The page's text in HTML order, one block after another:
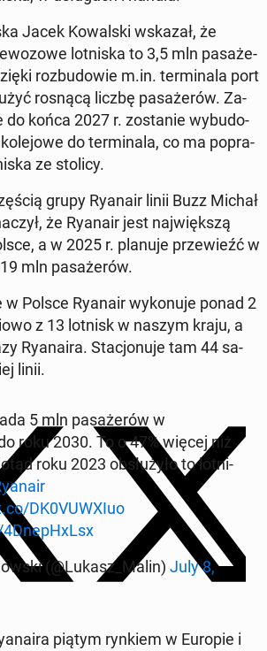
Jacek Ko­wal­ski wskazał, że
lot­ni­ska to 3,5 mln pa­sa­że­
roz­bu­do­wie m.in. ter­mi­na­la port
rosnącą liczbę pa­sa­że­rów. Za­
do końca 2027 r. zo­sta­nie wy­bu­do­
do ter­mi­na­la, co ma po­pra­
ze stolicy.
grupy Ryanair linii Buzz Michał
że Ryanair jest naj­więk­szą
a w 2025 r. planuje prze­wieźć w
mln pa­sa­że­rów.
w Polsce Ryanair wy­ko­nu­je ponad 2
z 13 lotnisk w naszym kraju, a
Ry­ana­ira. Sta­cjo­nu­je tam 44 sa­
linii.
5 mln pa­sa­że­rów w
roku 2030. To o 47% więcej niż
roku 2023 ob­słu­ży­ło to lot­ni­
DK0VUWXIuo
(@Lukasz_Malin) July 8,
piątym rynkiem w Europie i